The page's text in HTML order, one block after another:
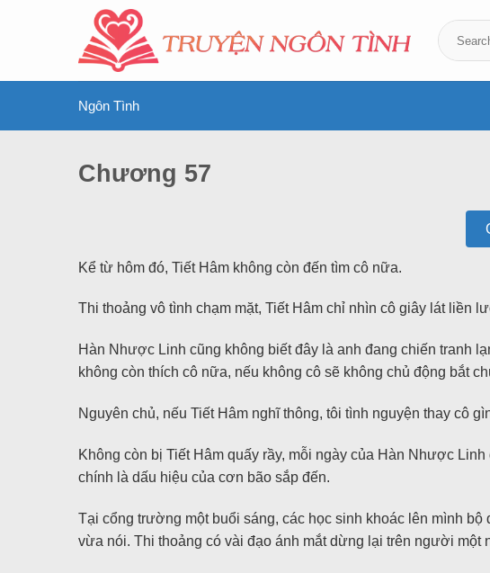
Ngôn Tình
Chương 57
Kể từ hôm đó, Tiết Hâm không còn đến tìm cô nữa.
Thi thoảng vô tình chạm mặt, Tiết Hâm chỉ nhìn cô giây lát liền
Hàn Nhược Linh cũng không biết đây là anh đang chiến tranh
không còn thích cô nữa, nếu không cô sẽ không chủ động bắt
Nguyên chủ, nếu Tiết Hâm nghĩ thông, tôi tình nguyện thay cô
Không còn bị Tiết Hâm quấy rầy, mỗi ngày của Hàn Nhược
chính là dấu hiệu của cơn bão sắp đến.
Tại cổng trường một buổi sáng, các học sinh khoác lên mình
vừa nói. Thi thoảng có vài đạo ánh mắt dừng lại trên người một